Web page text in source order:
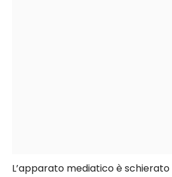
L’apparato mediatico è schierato